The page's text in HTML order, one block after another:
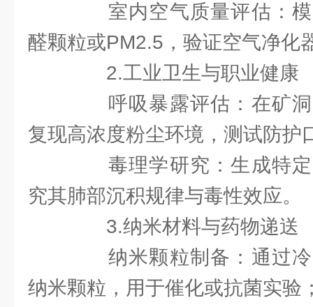
室内空气质量评估：模
醛颗粒或PM2.5，验证空气净化
2.工业卫生与职业健康
呼吸暴露评估：在矿洞
复现高浓度粉尘环境，测试防护
毒理学研究：生成特定
究其肺部沉积规律与毒性效应。
3.纳米材料与药物递送
纳米颗粒制备：通过冷
纳米颗粒，用于催化或抗菌实验